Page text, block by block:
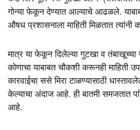
गोन्या फेकून देण्यात आल्याचे आढळले.
औषध प्रशासनाला माहिती मिळतात त्यांनी
मात्र या फेकून दिलेल्या गुटखा व तंबाखूच्या
कोणाचा याबाबत चौकशी करूनही माहिती
कारवाईचा ससे मिरा टाळण्यासाठी
केल्याचा अंदाज आहे. ही बातमी समजतात
आहे.